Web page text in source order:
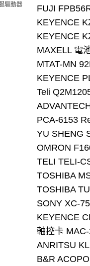
FUJI
KEYENCE
KEYENCE
MAXELL 電
MTAT-MN
KEYENCE
Teli
PCA-6153
YU SHENG
OMRON
TELI TELI-
TOSHIBA
TOSHIBA
SONY XC-75
KEYENCE
軸控卡
ANRITSU
B&R
驅動器